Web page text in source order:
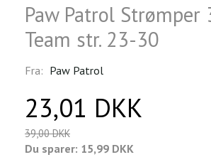
Paw Patrol Strømper
Team str. 23-30
Fra: Paw Patrol
23,01 DKK
39,00 DKK
Du sparer: 15,99 DKK